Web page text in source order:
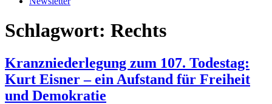
Schlagwort: Rechts
Kranzniederlegung zum 107. Todestag:
Kurt Eisner – ein Aufstand für Freiheit
und Demokratie